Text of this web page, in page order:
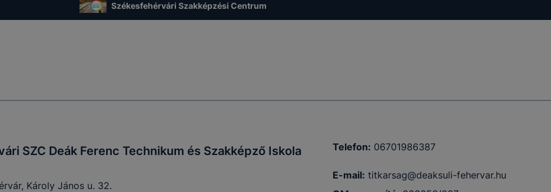
Székesfehérvári Szakképzési Centrum
SZC Deák Ferenc Technikum és Szakképző Iskola
Károly János u. 32.
Telefon: 06701986387
E-mail: titkarsag@deaksuli-fehervar.hu